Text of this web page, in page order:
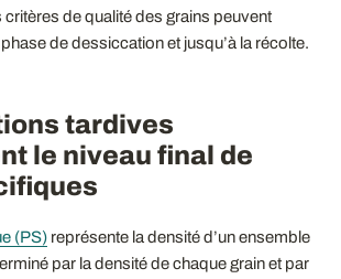
de qualité des grains peuvent
de dessiccation et jusqu’à la récolte.
tardives
le niveau final de
(PS) représente la densité d’un ensemble
par la densité de chaque grain et par